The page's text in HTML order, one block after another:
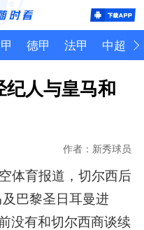
德甲 法甲 中超
纪人与皇马和
作者：新秀球员
体育报道，切尔西后
巴黎圣日耳曼进
没有和切尔西商谈续